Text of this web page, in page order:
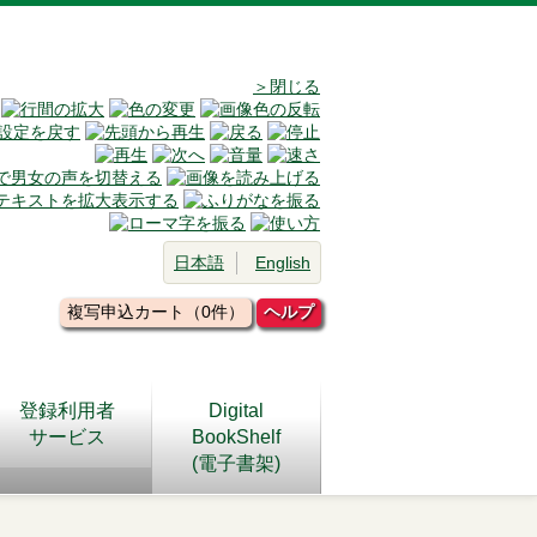
＞閉じる
日本語 English
複写申込カート（0件） ヘルプ
登録利用者
サービス
Digital
BookShelf
(電子書架)